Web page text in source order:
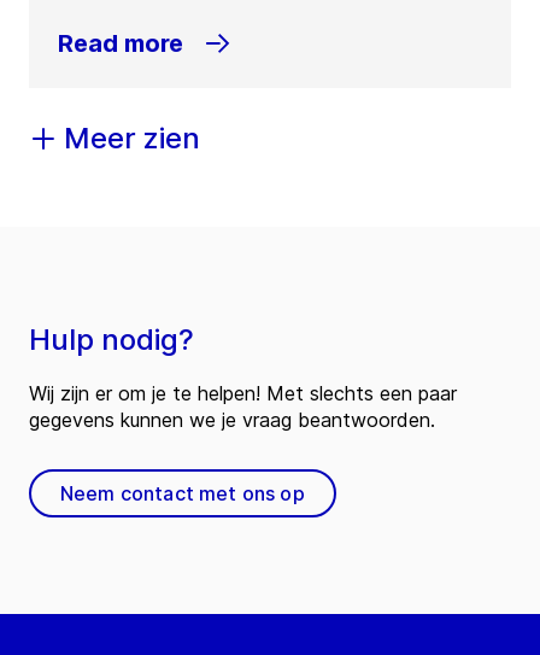
Read more
Meer zien
Hulp nodig?
Wij zijn er om je te helpen! Met slechts een paar
gegevens kunnen we je vraag beantwoorden.
Neem contact met ons op